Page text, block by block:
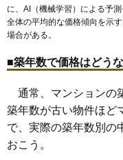
アティアス和泉中
住所 大阪府和泉
交通 和泉中央駅
相場 3,740万
(37.4万円/㎡
に、AI（機械学習）による予
全体の平均的な価格傾向を示
場合がある。
■築年数で価格はどう
通常、マンションの
築年数が古い物件ほど
で、実際の築年数別の
おこう。
池上町池田下町いぶ
阪本町鶴山台のぞみ野
室堂町和気町
北信太駅 信太山駅和泉